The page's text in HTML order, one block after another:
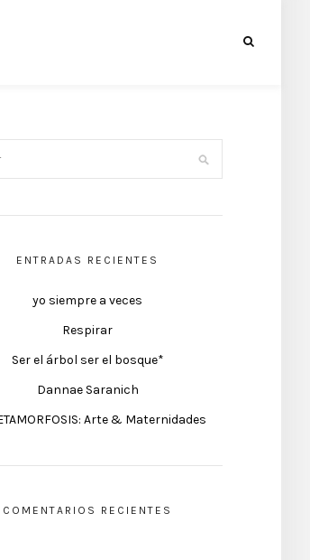
ENTRADAS RECIENTES
yo siempre a veces
Respirar
Ser el árbol ser el bosque*
Dannae Saranich
Arte & Maternidades
COMENTARIOS RECIENTES